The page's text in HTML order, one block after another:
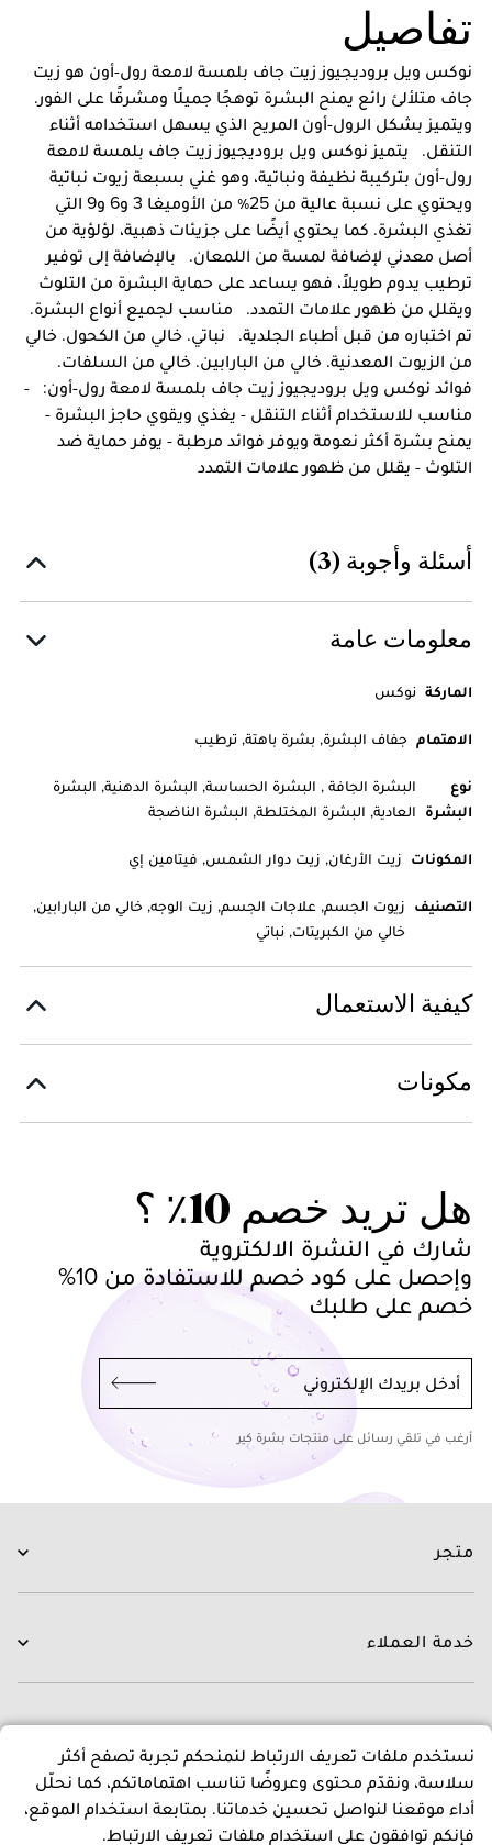
تفاصيل
نوكس ويل بروديجيوز زيت جاف بلمسة لامعة رول-أون هو زيت
جاف متلألئ رائع يمنح البشرة توهجًا جميلًا ومشرقًا على الفور.
ويتميز بشكل الرول-أون المريح الذي يسهل استخدامه أثناء
التنقل. يتميز نوكس ويل بروديجيوز زيت جاف بلمسة لامعة
رول-أون بتركيبة نظيفة ونباتية، وهو غني بسبعة زيوت نباتية
ويحتوي على نسبة عالية من 25٪ من الأوميغا 3 و6 و9 التي
تغذي البشرة. كما يحتوي أيضًا على جزيئات ذهبية، لؤلؤية من
أصل معدني لإضافة لمسة من اللمعان. بالإضافة إلى توفير
ترطيب يدوم طويلاً، فهو يساعد على حماية البشرة من التلوث
ويقلل من ظهور علامات التمدد. مناسب لجميع أنواع البشرة.
تم اختباره من قبل أطباء الجلدية. نباتي. خالي من الكحول. خالي
من الزيوت المعدنية. خالي من البارابين. خالي من السلفات.
فوائد نوكس ويل بروديجيوز زيت جاف بلمسة لامعة رول-أون: -
مناسب للاستخدام أثناء التنقل - يغذي ويقوي حاجز البشرة -
يمنح بشرة أكثر نعومة ويوفر فوائد مرطبة - يوفر حماية ضد
التلوث - يقلل من ظهور علامات التمدد
أسئلة وأجوبة (3)
معلومات عامة
الماركة نوكس
الاهتمام جفاف البشرة, بشرة باهتة, ترطيب
نوع
البشرة
البشرة الجافة , البشرة الحساسة, البشرة الدهنية, البشرة
العادية, البشرة المختلطة, البشرة الناضجة
المكونات زيت الأرغان, زيت دوار الشمس, فيتامين إي
التصنيف زيوت الجسم, علاجات الجسم, زيت الوجه, خالي من البارابين,
خالي من الكبريتات, نباتي
كيفية الاستعمال
مكونات
هل تريد خصم 10٪ ؟
شارك في النشرة الالكتروية
وإحصل على كود خصم للاستفادة من 10%
خصم على طلبك
أدخل بريدك الإلكتروني
أرغب في تلقي رسائل على منتجات بشرة كير
متجر
العناية بالشعر
العلامات التجارية
العروض
خدمة العملاء
التوصيل
التبديل و الاسترجاع
الدفع
اسئلة و اجوبة
عن متجرنا
عن بشرة كير
المدونون
سياسات
نستخدم ملفات تعريف الارتباط لنمنحكم تجربة تصفح أكثر
سلاسة، ونقدّم محتوى وعروضًا تناسب اهتماماتكم، كما نحلّل
أداء موقعنا لنواصل تحسين خدماتنا. بمتابعة استخدام الموقع،
فإنكم توافقون على استخدام ملفات تعريف الارتباط.